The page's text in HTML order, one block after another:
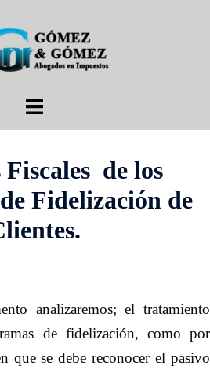
Alternar
Fiscales de los
Fidelización de
analizaremos; el tratamiento
de fidelización, como por
que se debe reconocer el pasivo